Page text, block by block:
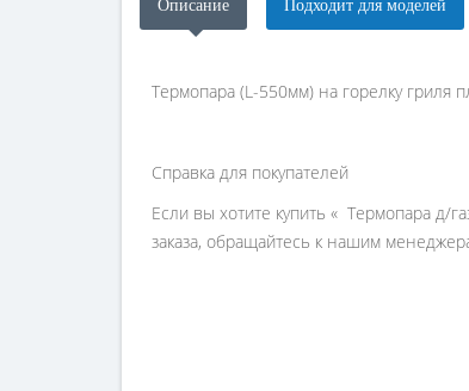
Описание Подходит для моделей
Термопара (L-550мм) на горелку гриля
Справка для покупателей
Если вы хотите купить « Термопара д/
заказа, обращайтесь к нашим